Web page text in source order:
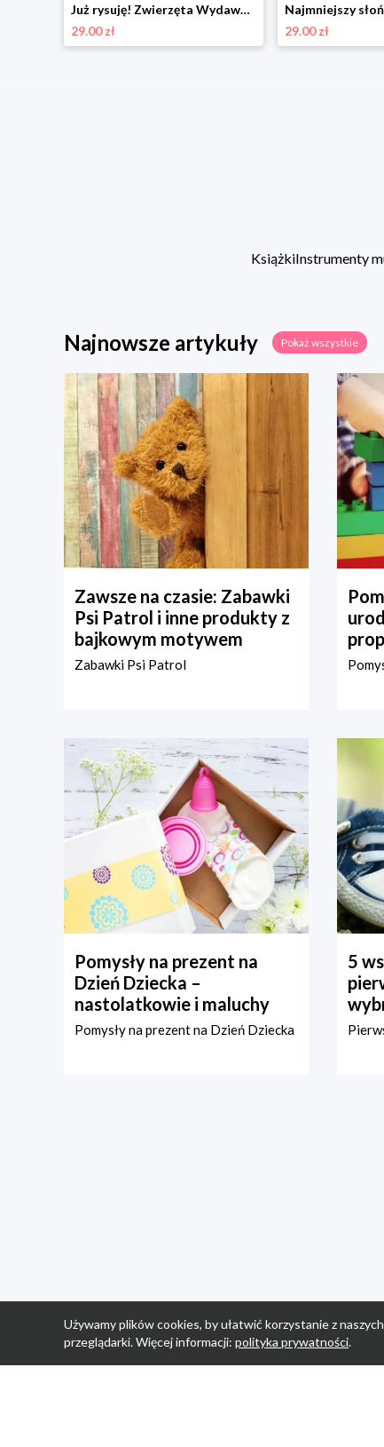
Już rysuję! Zwierzęta Wydawnictwo kropka
29.00 zł
29.00 zł
KsiążkiInstrumenty
Najnowsze artykuły Pokaż wszystkie
Zawsze na czasie: Zabawki
Psi Patrol i inne produkty z
bajkowym motywem
Zabawki Psi Patrol
Pomysły na prezent na
Dzień Dziecka –
nastolatkowie i maluchy
Pomysły na prezent na Dzień Dziecka
5
Używamy plików cookies, by ułatwić korzystanie z
przeglądarki. Więcej informacji: polityka prywatności.